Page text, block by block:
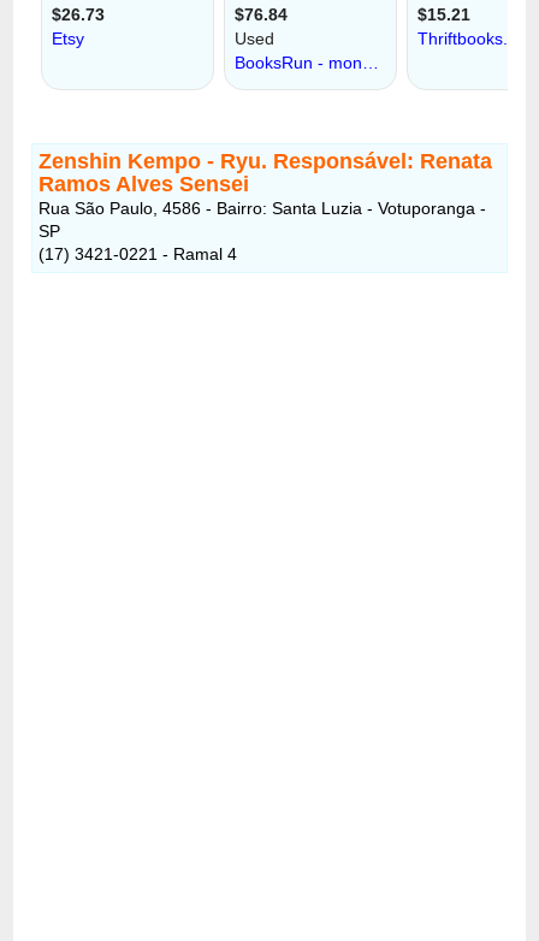
Zenshin Kempo - Ryu. Responsável: Renata
Ramos Alves Sensei
Rua São Paulo, 4586 - Bairro: Santa Luzia - Votuporanga -
SP
(17) 3421-0221 - Ramal 4